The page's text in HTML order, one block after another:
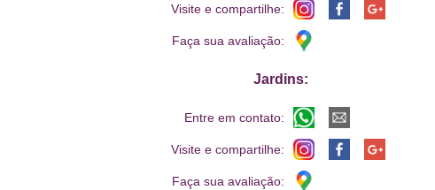
Visite e compartilhe:
Faça sua avaliação:
Jardins:
Entre em contato:
Visite e compartilhe:
Faça sua avaliação: